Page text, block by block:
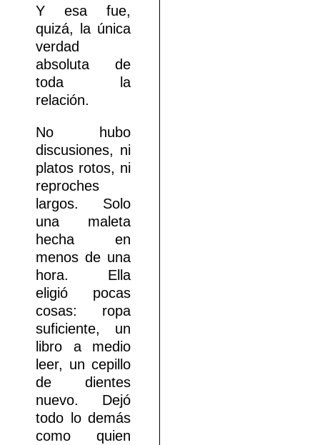
Y esa fue,
quizá, la única
verdad
absoluta de
toda la
relación.
No hubo
discusiones, ni
platos rotos, ni
reproches
largos. Solo
una maleta
hecha en
menos de una
hora. Ella
eligió pocas
cosas: ropa
suficiente, un
libro a medio
leer, un cepillo
de dientes
nuevo. Dejó
todo lo demás
como quien